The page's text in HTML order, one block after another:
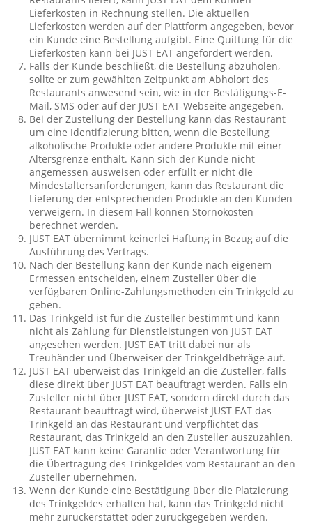
Lieferkosten in Rechnung stellen. Die aktuellen
Lieferkosten werden auf der Plattform angegeben, bevor
ein Kunde eine Bestellung aufgibt. Eine Quittung für die
Lieferkosten kann bei JUST EAT angefordert werden.
Falls der Kunde beschließt, die Bestellung abzuholen,
sollte er zum gewählten Zeitpunkt am Abholort des
Restaurants anwesend sein, wie in der Bestätigungs-E-
Mail, SMS oder auf der JUST EAT-Webseite angegeben.
Bei der Zustellung der Bestellung kann das Restaurant
um eine Identifizierung bitten, wenn die Bestellung
alkoholische Produkte oder andere Produkte mit einer
Altersgrenze enthält. Kann sich der Kunde nicht
angemessen ausweisen oder erfüllt er nicht die
Mindestaltersanforderungen, kann das Restaurant die
Lieferung der entsprechenden Produkte an den Kunden
verweigern. In diesem Fall können Stornokosten
berechnet werden.
JUST EAT übernimmt keinerlei Haftung in Bezug auf die
Ausführung des Vertrags.
Nach der Bestellung kann der Kunde nach eigenem
Ermessen entscheiden, einem Zusteller über die
verfügbaren Online-Zahlungsmethoden ein Trinkgeld zu
geben.
Das Trinkgeld ist für die Zusteller bestimmt und kann
nicht als Zahlung für Dienstleistungen von JUST EAT
angesehen werden. JUST EAT tritt dabei nur als
Treuhänder und Überweiser der Trinkgeldbeträge auf.
JUST EAT überweist das Trinkgeld an die Zusteller, falls
diese direkt über JUST EAT beauftragt werden. Falls ein
Zusteller nicht über JUST EAT, sondern direkt durch das
Restaurant beauftragt wird, überweist JUST EAT das
Trinkgeld an das Restaurant und verpflichtet das
Restaurant, das Trinkgeld an den Zusteller auszuzahlen.
JUST EAT kann keine Garantie oder Verantwortung für
die Übertragung des Trinkgeldes vom Restaurant an den
Zusteller übernehmen.
Wenn der Kunde eine Bestätigung über die Platzierung
des Trinkgeldes erhalten hat, kann das Trinkgeld nicht
mehr zurückerstattet oder zurückgegeben werden.